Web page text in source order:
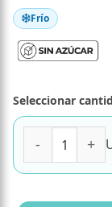
Frío
Seleccionar